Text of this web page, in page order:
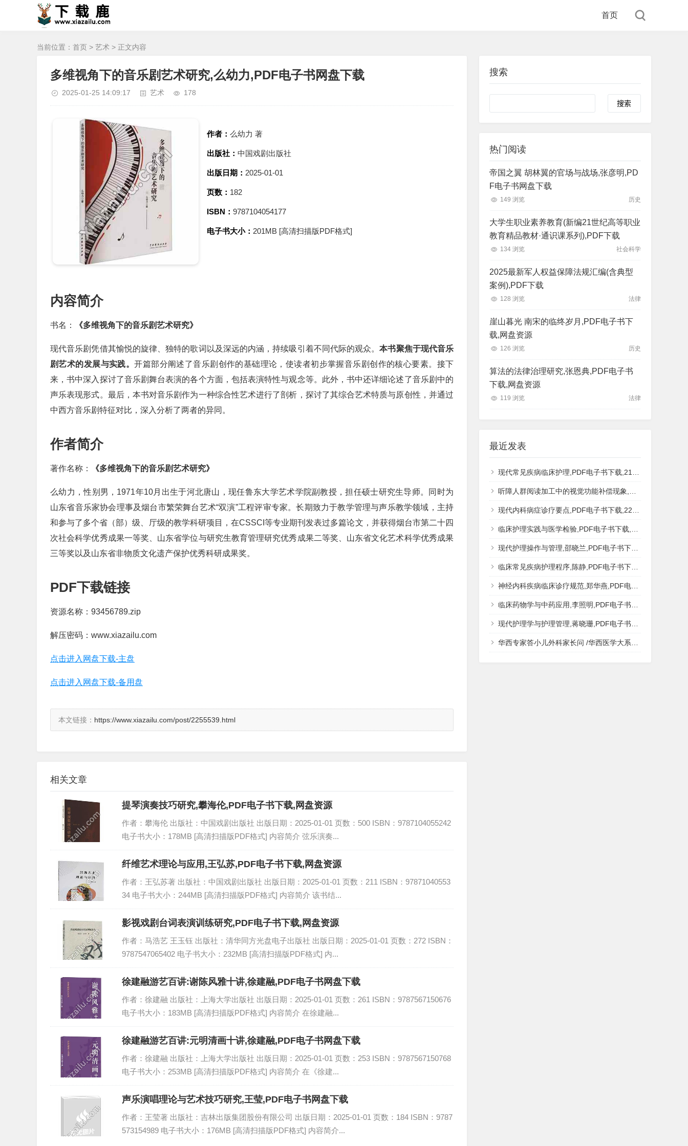
首页
当前位置： 首页 > 艺术 > 正文内容
多维视角下的音乐剧艺术研究,么幼力,PDF电子书网盘下载
2025-01-25 14:09:17 艺术 178
作者： 么幼力 著
出版社： 中国戏剧出版社
出版日期： 2025-01-01
页数： 182
ISBN： 9787104054177
电子书大小： 201MB [高清扫描版PDF格式]
内容简介
书名： 《多维视角下的音乐剧艺术研究》
现代音乐剧凭借其愉悦的旋律、独特的歌词以及深远的内涵，持续吸引着不同代际的观众。本书聚焦于现代音乐
剧艺术的发展与实践。开篇部分阐述了音乐剧创作的基础理论，使读者初步掌握音乐剧创作的核心要素。接下
来，书中深入探讨了音乐剧舞台表演的各个方面，包括表演特性与观念等。此外，书中还详细论述了音乐剧中的
声乐表现形式。最后，本书对音乐剧作为一种综合性艺术进行了剖析，探讨了其综合艺术特质与原创性，并通过
中西方音乐剧特征对比，深入分析了两者的异同。
作者简介
著作名称： 《多维视角下的音乐剧艺术研究》
么幼力，性别男，1971年10月出生于河北唐山，现任鲁东大学艺术学院副教授，担任硕士研究生导师。同时为
山东省音乐家协会理事及烟台市繁荣舞台艺术“双演”工程评审专家。长期致力于教学管理与声乐教学领域，主持
和参与了多个省（部）级、厅级的教学科研项目，在CSSCI等专业期刊发表过多篇论文，并获得烟台市第二十四
次社会科学优秀成果一等奖、山东省学位与研究生教育管理研究优秀成果二等奖、山东省文化艺术科学优秀成果
三等奖以及山东省非物质文化遗产保护优秀科研成果奖。
PDF下载链接
资源名称：93456789.zip
解压密码：www.xiazailu.com
点击进入网盘下载-主盘
点击进入网盘下载-备用盘
本文链接： https://www.xiazailu.com/post/2255539.html
相关文章
提琴演奏技巧研究,攀海伦,PDF电子书下载,网盘资源
作者：攀海伦 出版社：中国戏剧出版社 出版日期：2025-01-01 页数：500 ISBN：9787104055242
电子书大小：178MB [高清扫描版PDF格式] 内容简介 弦乐演奏...
纤维艺术理论与应用,王弘苏,PDF电子书下载,网盘资源
作者：王弘苏著 出版社：中国戏剧出版社 出版日期：2025-01-01 页数：211 ISBN：97871040553
34 电子书大小：244MB [高清扫描版PDF格式] 内容简介 该书结...
影视戏剧台词表演训练研究,PDF电子书下载,网盘资源
作者：马浩艺 王玉钰 出版社：清华同方光盘电子出版社 出版日期：2025-01-01 页数：272 ISBN：
9787547065402 电子书大小：232MB [高清扫描版PDF格式] 内...
徐建融游艺百讲:谢陈风雅十讲,徐建融,PDF电子书网盘下载
作者：徐建融 出版社：上海大学出版社 出版日期：2025-01-01 页数：261 ISBN：9787567150676
电子书大小：183MB [高清扫描版PDF格式] 内容简介 在徐建融...
徐建融游艺百讲:元明清画十讲,徐建融,PDF电子书网盘下载
作者：徐建融 出版社：上海大学出版社 出版日期：2025-01-01 页数：253 ISBN：9787567150768
电子书大小：253MB [高清扫描版PDF格式] 内容简介 在《徐建...
声乐演唱理论与艺术技巧研究,王莹,PDF电子书网盘下载
作者：王莹著 出版社：吉林出版集团股份有限公司 出版日期：2025-01-01 页数：184 ISBN：9787
573154989 电子书大小：176MB [高清扫描版PDF格式] 内容简介...
搜索
Search
热门阅读
帝国之翼 胡林翼的官场与战场,张彦明,PD
F电子书网盘下载
149 浏览 历史
大学生职业素养教育(新编21世纪高等职业
教育精品教材·通识课系列),PDF下载
134 浏览 社会科学
2025最新军人权益保障法规汇编(含典型
案例),PDF下载
128 浏览 法律
崖山暮光 南宋的临终岁月,PDF电子书下
载,网盘资源
126 浏览 历史
算法的法律治理研究,张恩典,PDF电子书
下载,网盘资源
119 浏览 法律
最近发表
现代常见疾病临床护理,PDF电子书下载,217MB,网盘资源
听障人群阅读加工中的视觉功能补偿现象,秦钊,PDF电子书下载,网盘资源
现代内科病症诊疗要点,PDF电子书下载,223MB,网盘资源
临床护理实践与医学检验,PDF电子书下载,193MB,网盘资源
现代护理操作与管理,邵晓兰,PDF电子书下载,242MB,网盘资源
临床常见疾病护理程序,陈静,PDF电子书下载,185MB,网盘资源
神经内科疾病临床诊疗规范,郑华燕,PDF电子书下载,188MB,网盘资源
临床药物学与中药应用,李照明,PDF电子书下载,202MB,网盘资源
现代护理学与护理管理,蒋晓珊,PDF电子书下载,223MB,网盘资源
华西专家答小儿外科家长问 /华西医学大系?医学科普,PDF电子书网盘下载